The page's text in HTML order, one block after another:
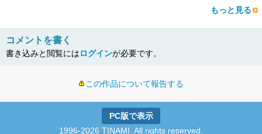
もっと見る
コメントを書く
書き込みと閲覧にはログインが必要です。
この作品について報告する
PC版で表示
1996-2026 TINAMI. All rights reserved.